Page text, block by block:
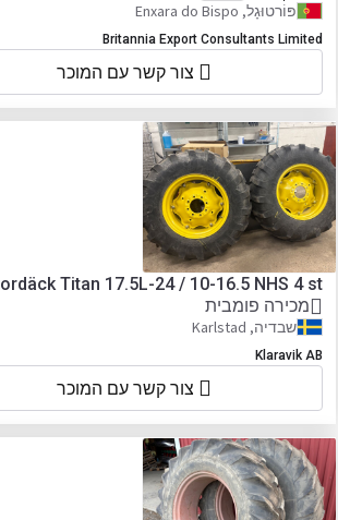
פּוֹרטוּגָל, Enxara do Bispo
Britannia Export Consultants Limited
צור קשר עם המוכר
Titan 17.5L-24 / 10-16.5 NHS 4 st
מכירה פומבית
שבדיה, Karlstad
Klaravik AB
צור קשר עם המוכר